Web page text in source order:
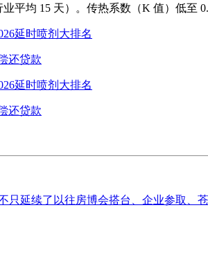
平均 15 天）。传热系数（K 值）低至
延时喷剂大排名
还贷款
延时喷剂大排名
还贷款
只延续了以往房博会搭台、企业参取